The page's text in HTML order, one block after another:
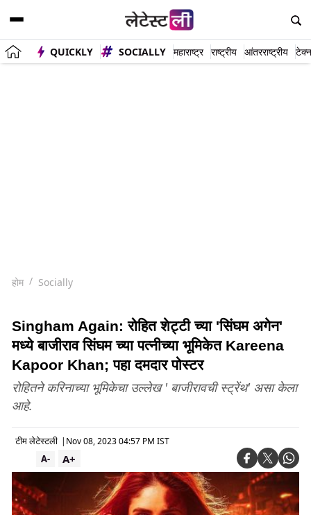
QUICKLY SOCIALLY महाराष्ट्र राष्ट्रीय आंतरराष्ट्रीय
होम Socially
Singham Again: रोहित शेट्टी च्या 'सिंघम अगेन'
मध्ये बाजीराव सिंघम च्या पत्नीच्या भूमिकेत Kareena
Kapoor Khan; पहा दमदार पोस्टर
रोहितने करिनाच्या भूमिकेचा उल्लेख ' बाजीरावची स्ट्रेंथ' असा केला
आहे.
टीम लेटेस्टली | Nov 08, 2023 04:57 PM IST
A+
A-